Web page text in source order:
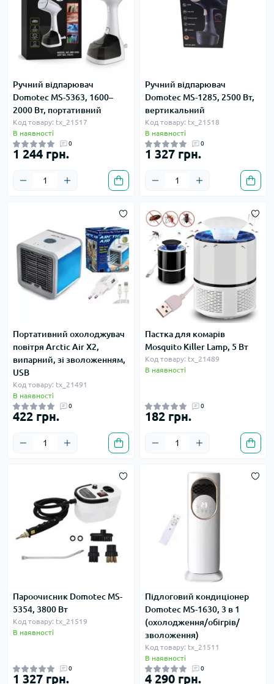
Ручний відпарювач
Domotec MS-5363, 1600–
2000 Вт, портативний
Код товару: tx_21517
В наявності
0
1 244 грн.
Ручний відпарювач
Domotec MS-1285, 2500 Вт,
вертикальний
Код товару: tx_21518
В наявності
0
1 327 грн.
Портативний охолоджувач
повітря Arctic Air X2,
випарний, зі зволоженням,
USB
Код товару: tx_21491
В наявності
0
422 грн.
Пастка для комарів
Mosquito Killer Lamp, 5 Вт
Код товару: tx_21489
В наявності
0
182 грн.
Пароочисник Domotec MS-
5354, 3800 Вт
Код товару: tx_21519
В наявності
0
1 327 грн.
Підлоговий кондиціонер
Domotec MS-1630, 3 в 1
(охолодження/обігрів/
зволоження)
Код товару: tx_21511
В наявності
0
4 290 грн.